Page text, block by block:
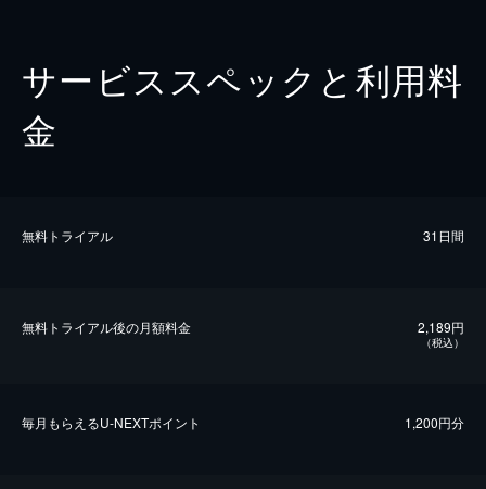
サービススペックと利用料
金
無料トライアル 31日間
無料トライアル後の⽉額料金 2,189円
（税込）
毎⽉もらえるU-NEXTポイント 1,200円分